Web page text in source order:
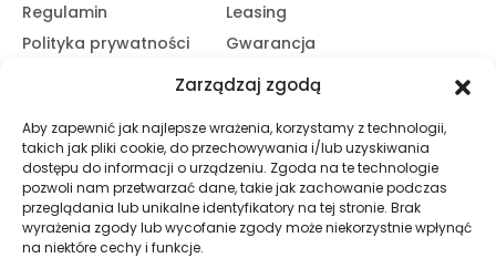
Zarządzaj zgodą
Aby zapewnić jak najlepsze wrażenia, korzystamy z technologii,
takich jak pliki cookie, do przechowywania i/lub uzyskiwania
dostępu do informacji o urządzeniu. Zgoda na te technologie
pozwoli nam przetwarzać dane, takie jak zachowanie podczas
przeglądania lub unikalne identyfikatory na tej stronie. Brak
wyrażenia zgody lub wycofanie zgody może niekorzystnie wpłynąć
na niektóre cechy i funkcje.
Regulamin
Polityka prywatności
Leasing
Gwarancja
14 dni na zwrot
Program partnerski
Zasubskrybuj nasz Newsletter
Zapisz Się